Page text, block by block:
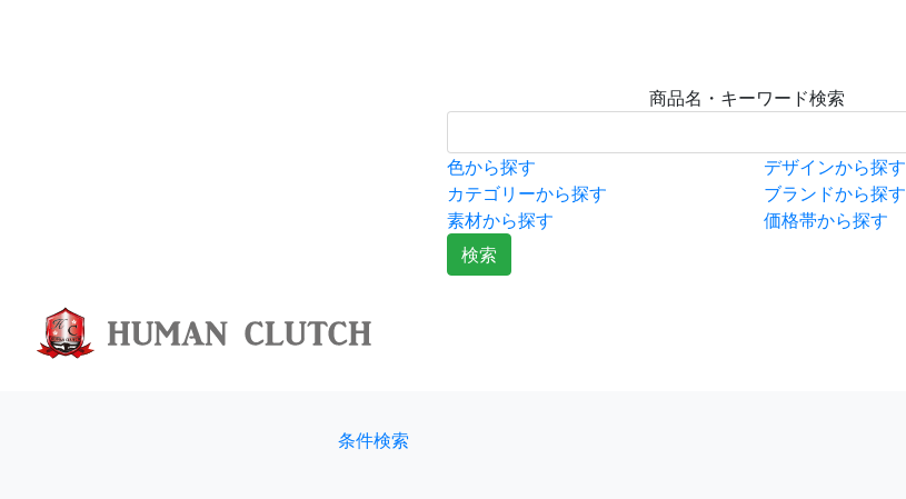
商品名・キーワード検索
色から探す
デザインから探す
カテゴリーから探す
ブランドから探す
素材から探す
価格帯から探す
検索
条件検索